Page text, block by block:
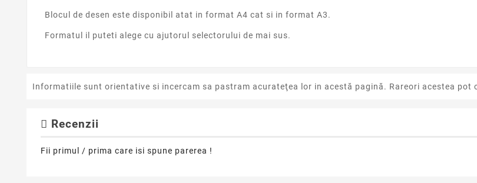
Blocul de desen este disponibil atat in format A4 cat si in format A3.
Formatul il puteti alege cu ajutorul selectorului de mai sus.
Informatiile sunt orientative si incercam sa pastram acurateţea lor in acestă pagină. Rareori acestea
Recenzii
Fii primul / prima care isi spune parerea !